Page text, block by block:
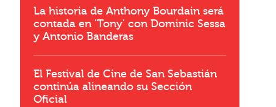
La historia de Anthony Bourdain será
contada en 'Tony' con Dominic Sessa
y Antonio Banderas
El Festival de Cine de San Sebastián
continúa alineando su Sección
Oficial